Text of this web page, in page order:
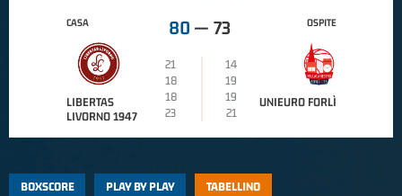
CASA
LIBERTAS
LIVORNO 1947
80 — 73
21
14
18
19
18
19
23
21
OSPITE
UNIEURO FORLÌ
BOXSCORE PLAY BY PLAY TABELLINO